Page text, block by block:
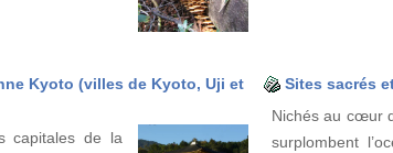
Kyoto (villes de Kyoto, Uji et
capitales de la
Sites sacrés
Nichés au cœur
surplombent